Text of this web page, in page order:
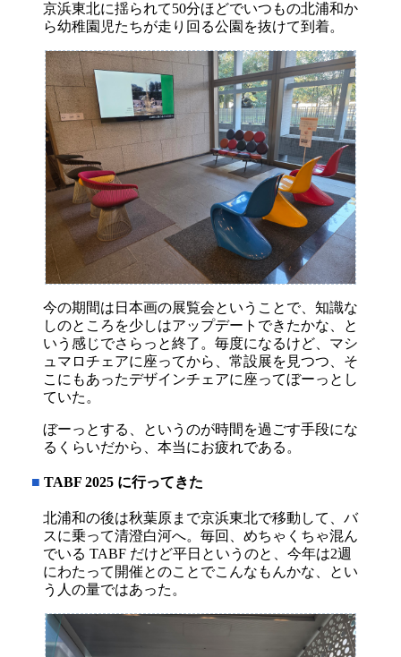
京浜東北に揺られて50分ほどでいつもの北浦和か
ら幼稚園児たちが走り回る公園を抜けて到着。
今の期間は日本画の展覧会ということで、知識な
しのところを少しはアップデートできたかな、と
いう感じでさらっと終了。毎度になるけど、マシ
ュマロチェアに座ってから、常設展を見つつ、そ
こにもあったデザインチェアに座ってぼーっとし
ていた。
ぼーっとする、というのが時間を過ごす手段にな
るくらいだから、本当にお疲れである。
■ TABF 2025 に行ってきた
北浦和の後は秋葉原まで京浜東北で移動して、バ
スに乗って清澄白河へ。毎回、めちゃくちゃ混ん
でいる TABF だけど平日というのと、今年は2週
にわたって開催とのことでこんなもんかな、とい
う人の量ではあった。